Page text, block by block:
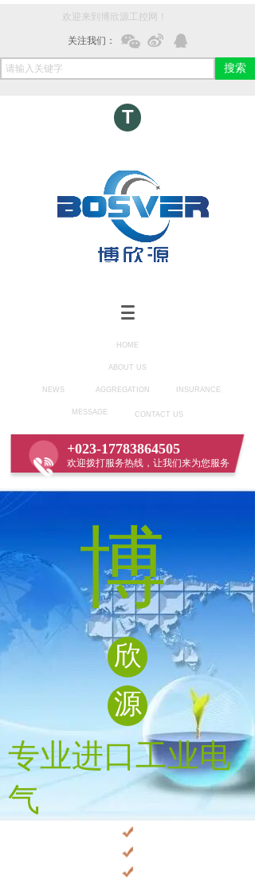
AGGREGATION INSURANCE
CONTACT US
MESSAGE
HOME
T
ABOUT US
关注我们：
欢迎来到博欣源工控网！
搜索
NEWS
+023-17783864505
欢迎拨打服务热线，让我们来为您服务
源
专业进口工业电
气
博
欣